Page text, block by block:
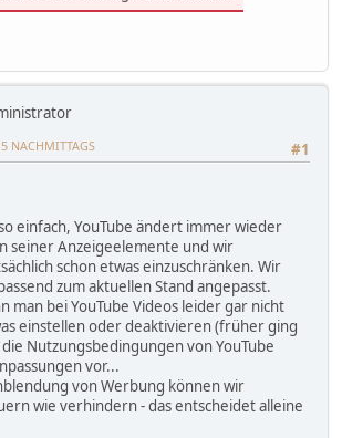
#1
NACHMITTAGS
einfach, YouTube ändert immer wieder
seiner Anzeigeelemente und wir
schon etwas einzuschränken. Wir
zum aktuellen Stand angepasst.
man bei YouTube Videos leider gar nicht
einstellen oder deaktivieren (früher ging
Nutzungsbedingungen von YouTube
vor...
von Werbung können wir
wie verhindern - das entscheidet alleine